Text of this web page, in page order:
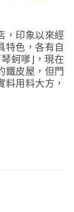
特色，各有自
蚵嗲⌋，現在
鐵皮屋，但門
用料大方，